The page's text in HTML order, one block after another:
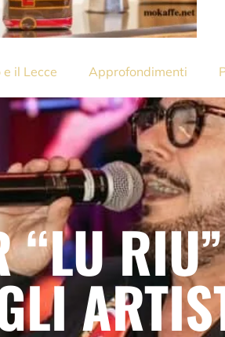
e il Lecce Approfondimenti
“LU